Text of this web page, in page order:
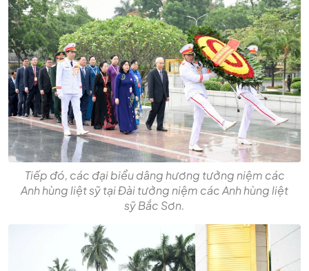
Tiếp đó, các đại biểu dâng hương tưởng niệm các
Anh hùng liệt sỹ tại Đài tưởng niệm các Anh hùng liệt
sỹ Bắc Sơn.